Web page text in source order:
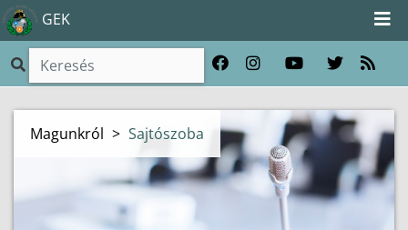
GEK
Magunkról > Sajtószoba